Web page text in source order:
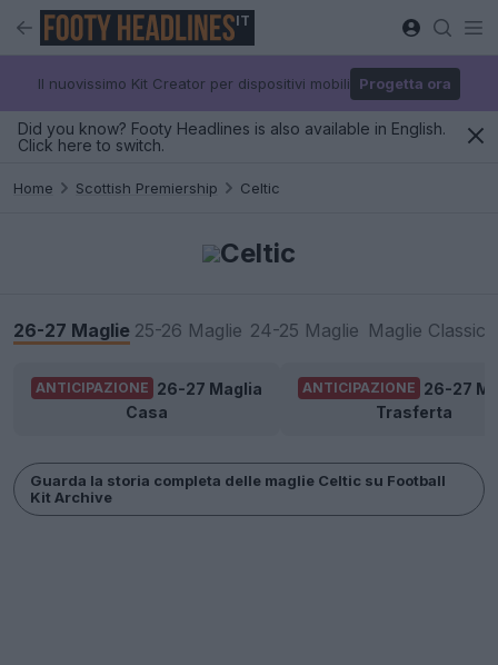
IT
Il nuovissimo Kit Creator per dispositivi mobili Progetta ora
Did you know? Footy Headlines is also available in English.
Click here to switch.
Home Scottish Premiership Celtic
Celtic
26-27 Maglie 25-26 Maglie 24-25 Maglie Maglie
ANTICIPAZIONE 26-27 Maglia
Casa
ANTICIPAZIONE 26-27
Trasferta
Guarda la storia completa delle maglie Celtic su Football
Kit Archive